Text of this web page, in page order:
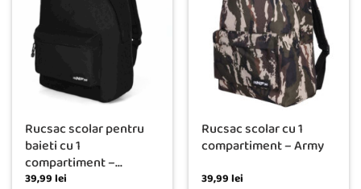
Rucsac scolar pentru
baieti cu 1
compartiment –...
39,99lei
Rucsac scolar cu 1
compartiment – Army
39,99lei